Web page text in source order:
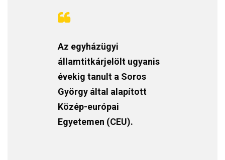
Az egyházügyi
államtitkárjelölt ugyanis
évekig tanult a Soros
György által alapított
Közép-európai
Egyetemen (CEU).